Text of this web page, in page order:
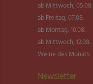
ab Mittwoch, 05.08.
ab Freitag, 07.08.
ab Montag, 10.08.
ab Mittwoch, 12.08.
Weine des Monats
Newsletter